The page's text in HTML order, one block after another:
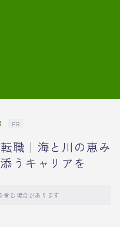
PR
職｜海と川の恵み
うキャリアを
含む場合があります